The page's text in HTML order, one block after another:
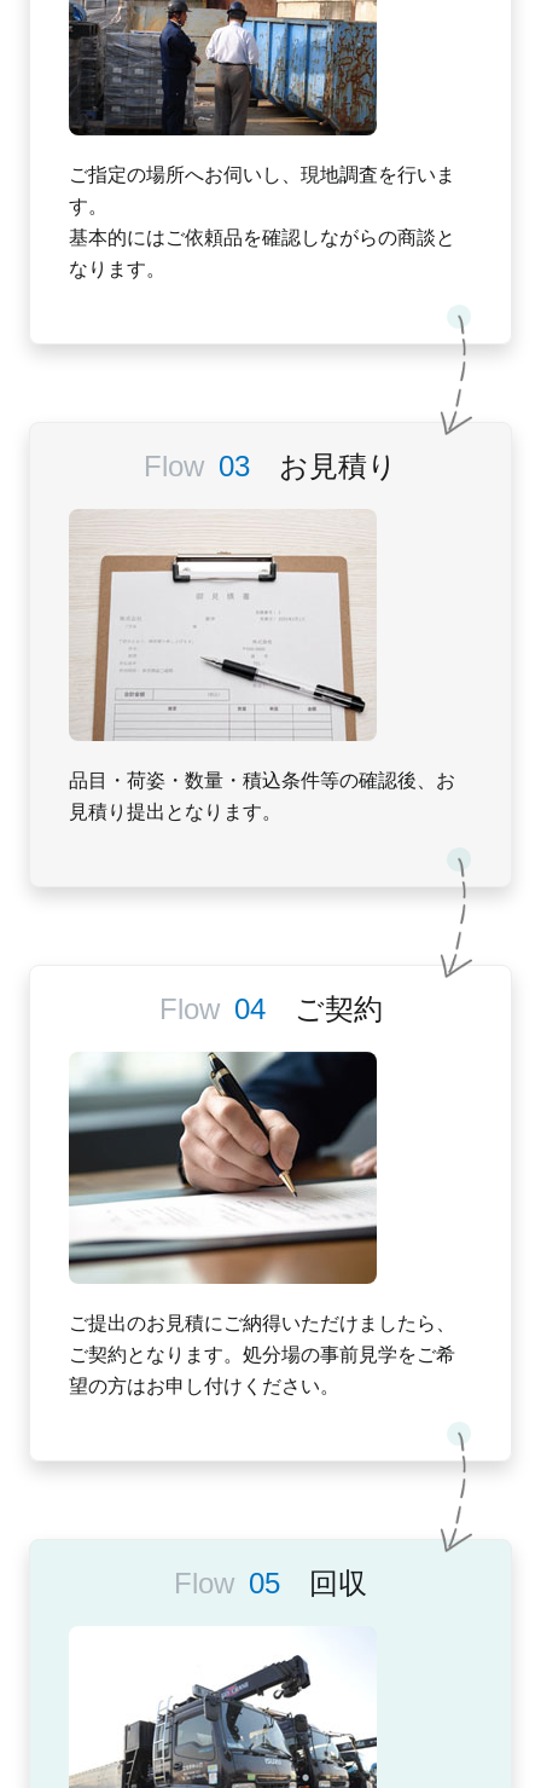
ご指定の場所へお伺いし、現地調査を行いま
す。
基本的にはご依頼品を確認しながらの商談と
なります。
お見積り
品目・荷姿・数量・積込条件等の確認後、お
見積り提出となります。
ご契約
ご提出のお見積にご納得いただけましたら、
ご契約となります。処分場の事前見学をご希
望の方はお申し付けください。
回収